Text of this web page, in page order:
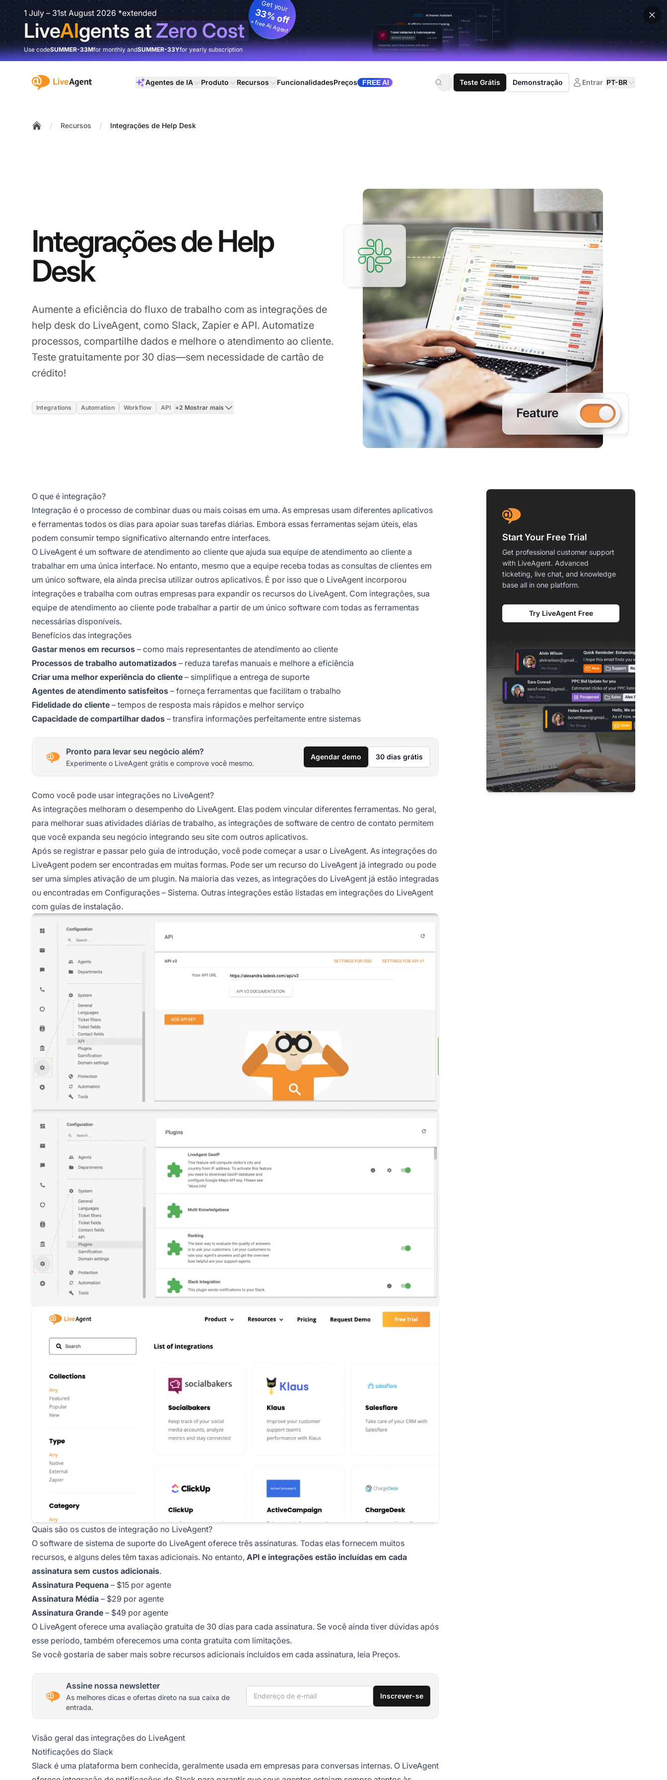
1 July – 31st August 2026 *extended
LiveAIgents atZero Cost
Get your
33% off
+ free AI Agent
Use codeSUMMER-33Mfor monthly andSUMMER-33Yfor yearly subscription
:site.title Agentes de IA Produto Recursos FuncionalidadesPreços FREE AI Teste Grátis Demonstração Entrar PT-BR
/ Recursos / Integrações de Help Desk
Integrações de Help
Desk
Aumente a eficiência do fluxo de trabalho com as integrações de
help desk do LiveAgent, como Slack, Zapier e API. Automatize
processos, compartilhe dados e melhore o atendimento ao cliente.
Teste gratuitamente por 30 dias—sem necessidade de cartão de
crédito!
Integrations Automation Workflow API +2 Mostrar mais
O que é integração?
Integração é o processo de combinar duas ou mais coisas em uma. As empresas usam diferentes aplicativos
e ferramentas todos os dias para apoiar suas tarefas diárias. Embora essas ferramentas sejam úteis, elas
podem consumir tempo significativo alternando entre interfaces.
O LiveAgent é um software de atendimento ao cliente que ajuda sua equipe de atendimento ao cliente a
trabalhar em uma única interface. No entanto, mesmo que a equipe receba todas as consultas de clientes em
um único software, ela ainda precisa utilizar outros aplicativos. É por isso que o LiveAgent incorporou
integrações e trabalha com outras empresas para expandir os recursos do LiveAgent. Com integrações, sua
equipe de atendimento ao cliente pode trabalhar a partir de um único software com todas as ferramentas
necessárias disponíveis.
Benefícios das integrações
Gastar menos em recursos – como mais representantes de atendimento ao cliente
Processos de trabalho automatizados – reduza tarefas manuais e melhore a eficiência
Criar uma melhor experiência do cliente – simplifique a entrega de suporte
Agentes de atendimento satisfeitos – forneça ferramentas que facilitam o trabalho
Fidelidade do cliente – tempos de resposta mais rápidos e melhor serviço
Capacidade de compartilhar dados – transfira informações perfeitamente entre sistemas
Pronto para levar seu negócio além?
Experimente o LiveAgent grátis e comprove você mesmo.
Agendar demo 30 dias grátis
Como você pode usar integrações no LiveAgent?
As integrações melhoram o desempenho do LiveAgent. Elas podem vincular diferentes ferramentas. No geral,
para melhorar suas atividades diárias de trabalho, as integrações de software de centro de contato permitem
que você expanda seu negócio integrando seu site com outros aplicativos.
Após se registrar e passar pelo guia de introdução, você pode começar a usar o LiveAgent. As integrações do
LiveAgent podem ser encontradas em muitas formas. Pode ser um recurso do LiveAgent já integrado ou pode
ser uma simples ativação de um plugin. Na maioria das vezes, as integrações do LiveAgent já estão integradas
ou encontradas em Configurações – Sistema. Outras integrações estão listadas em integrações do LiveAgent
com guias de instalação.
Quais são os custos de integração no LiveAgent?
O software de sistema de suporte do LiveAgent oferece três assinaturas. Todas elas fornecem muitos
recursos, e alguns deles têm taxas adicionais. No entanto, API e integrações estão incluídas em cada
assinatura sem custos adicionais.
Assinatura Pequena – $15 por agente
Assinatura Média – $29 por agente
Assinatura Grande – $49 por agente
O LiveAgent oferece uma avaliação gratuita de 30 dias para cada assinatura. Se você ainda tiver dúvidas após
esse período, também oferecemos uma conta gratuita com limitações.
Se você gostaria de saber mais sobre recursos adicionais incluídos em cada assinatura, leia Preços.
Assine nossa newsletter
As melhores dicas e ofertas direto na sua caixa de
entrada.
Endereço de e-mail Inscrever-se
Visão geral das integrações do LiveAgent
Notificações do Slack
Slack é uma plataforma bem conhecida, geralmente usada em empresas para conversas internas. O LiveAgent
Start Your Free Trial
Get professional customer support
with LiveAgent. Advanced
ticketing, live chat, and knowledge
base all in one platform.
Try LiveAgent Free